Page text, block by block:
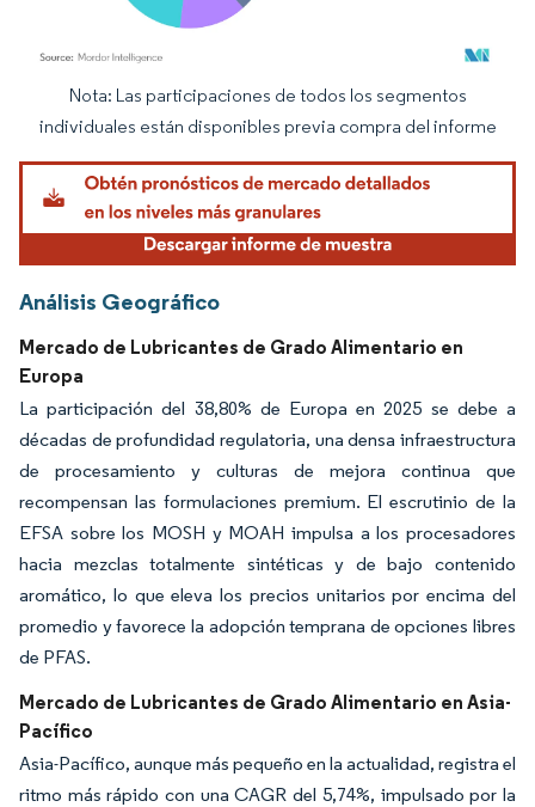
Imagen © Mordor Intelligence. El uso requiere atribución según CC BY 4.0.
Nota: Las participaciones de todos los segmentos
individuales están disponibles previa compra del informe
Análisis Geográfico
Mercado de Lubricantes de Grado Alimentario en
Europa
La participación del 38,80% de Europa en 2025 se debe a
décadas de profundidad regulatoria, una densa infraestructura
de procesamiento y culturas de mejora continua que
recompensan las formulaciones premium. El escrutinio de la
EFSA sobre los MOSH y MOAH impulsa a los procesadores
hacia mezclas totalmente sintéticas y de bajo contenido
aromático, lo que eleva los precios unitarios por encima del
promedio y favorece la adopción temprana de opciones libres
de PFAS.
Mercado de Lubricantes de Grado Alimentario en Asia-
Pacífico
Asia-Pacífico, aunque más pequeño en la actualidad, registra el
ritmo más rápido con una CAGR del 5,74%, impulsado por la